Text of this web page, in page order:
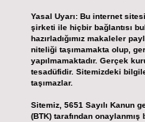
Yasal Uyarı: Bu internet
şirketi ile hiçbir bağlantısı
hazırladığımız makaleler
niteliği taşımamakta olup,
yapılmamaktadır. Gerçek
tesadüfidir. Sitemizdeki
taşımazlar.
Sitemiz, 5651 Sayılı Kanun
(BTK) tarafından